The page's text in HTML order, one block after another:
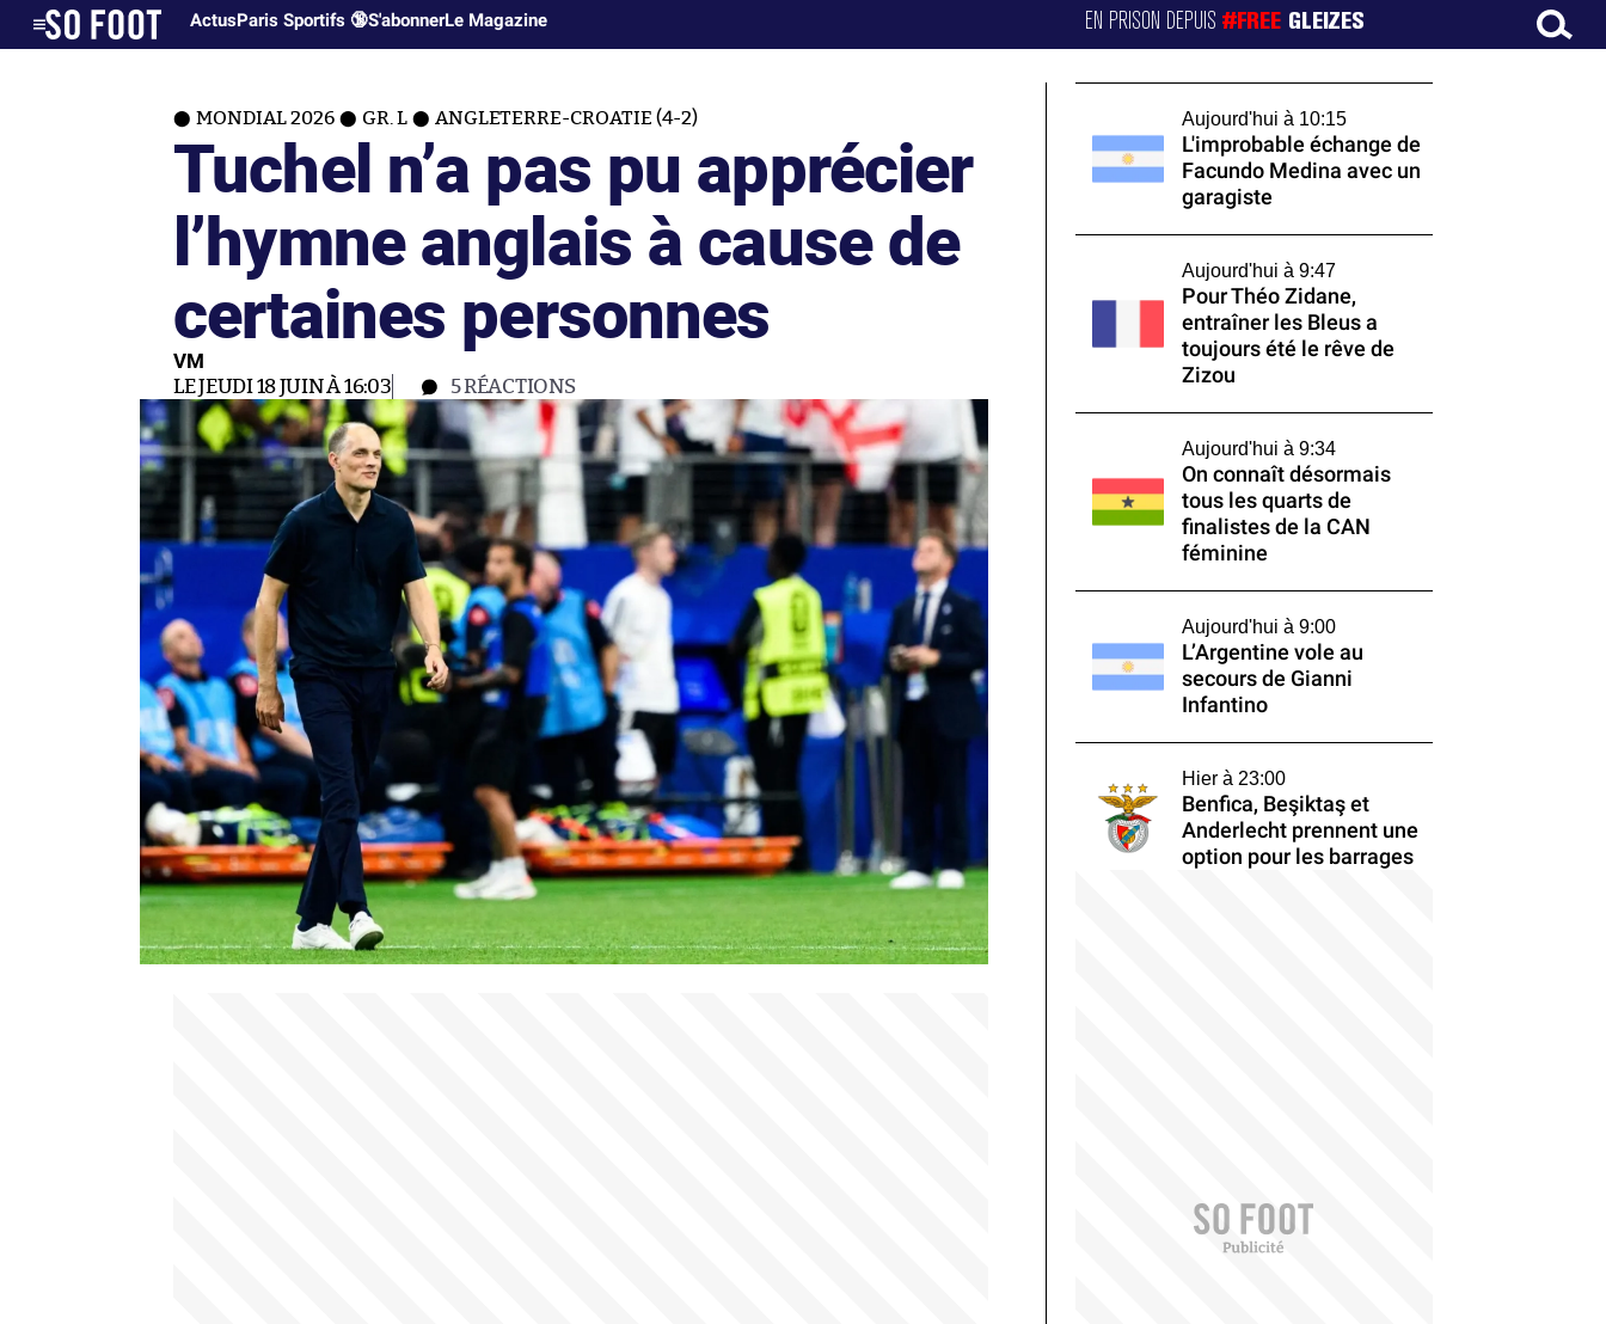
ActusParis Sportifs 🔞S'abonnerLe Magazine EN PRISON DEPUIS#FREE GLEIZES
MONDIAL 2026 GR. L ANGLETERRE-CROATIE (4-2)
Tuchel n’a pas pu apprécier
l’hymne anglais à cause de
certaines personnes
VM
LE JEUDI 18 JUIN À 16:03 5RÉACTIONS
Aujourd'hui à 10:15
L'improbable échange de
Facundo Medina avec un
garagiste
Aujourd'hui à 9:47
Pour Théo Zidane,
entraîner les Bleus a
toujours été le rêve de
Zizou
Aujourd'hui à 9:34
On connaît désormais
tous les quarts de
finalistes de la CAN
féminine
Aujourd'hui à 9:00
L’Argentine vole au
secours de Gianni
Infantino
Hier à 23:00
Benfica, Beşiktaş et
Anderlecht prennent une
option pour les barrages